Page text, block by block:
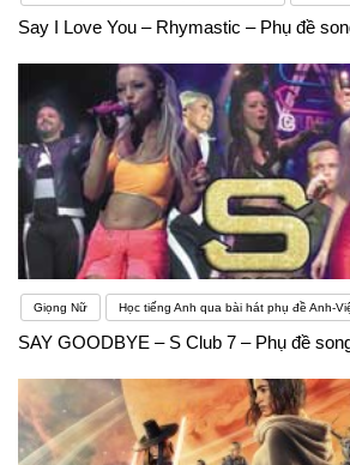
Say I Love You – Rhymastic – Phụ đề
Giọng Nữ Học tiếng Anh qua bài hát phụ đề Anh-
SAY GOODBYE – S Club 7 – Phụ đề